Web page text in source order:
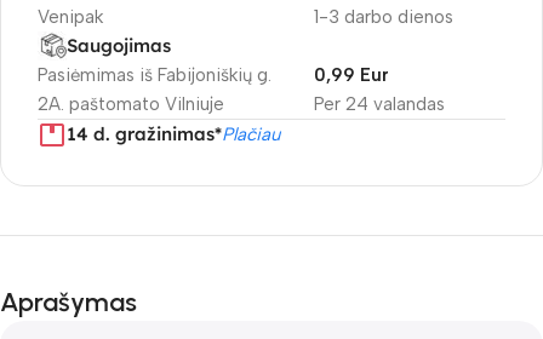
Venipak
1-3 darbo dienos
Saugojimas
Pasiėmimas iš Fabijoniškių g.
2A. paštomato Vilniuje
Per 24 valandas
0,99 Eur
14 d. gražinimas*Plačiau
Aprašymas